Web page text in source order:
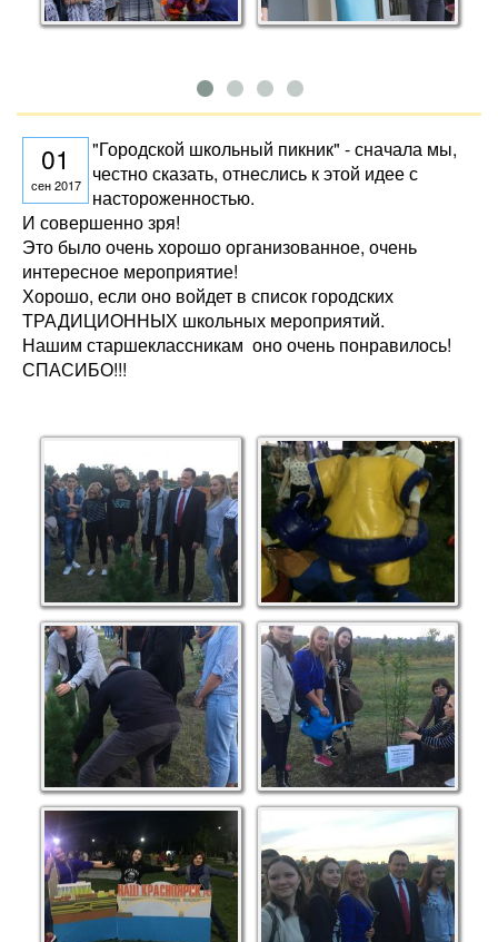
01
сен 2017
"Городской школьный пикник" - сначала мы,
честно сказать, отнеслись к этой идее с
настороженностью.
И совершенно зря!
Это было очень хорошо организованное, очень
интересное мероприятие!
Хорошо, если оно войдет в список городских
ТРАДИЦИОННЫХ школьных мероприятий.
Нашим старшеклассникам оно очень понравилось!
СПАСИБО!!!